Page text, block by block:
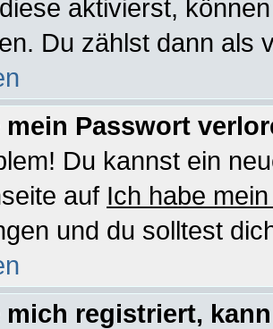
aktivierst,
Du zählst dann als
mein Passwort
Du kannst ein
auf Ich habe
und du solltest
mich registriert,